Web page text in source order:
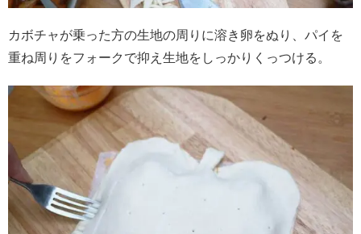
カボチャが乗った方の生地の周りに溶き卵をぬり、パイを
重ね周りをフォークで抑え生地をしっかりくっつける。